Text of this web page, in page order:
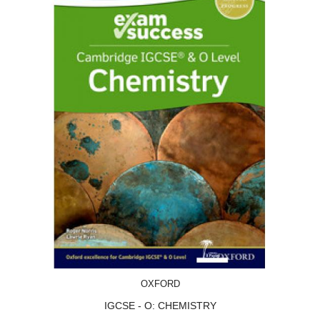
OXFORD
IGCSE - O: CHEMISTRY